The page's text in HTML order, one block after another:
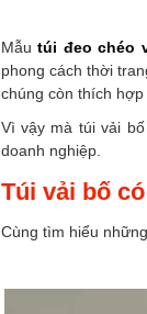
Mẫutúi đeo chéo
phong cách thời
chúng còn thích
Vì vậy mà túi vải
doanh nghiệp.
Túi vải bố
Cùng tìm hiểu